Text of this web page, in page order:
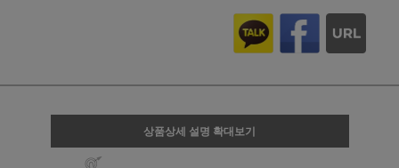
상품상세 설명 확대보기